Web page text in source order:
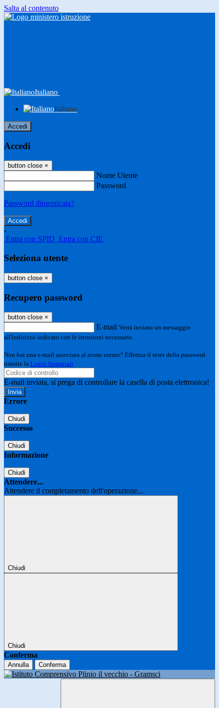
Salta al contenuto
Italiano
Italiano
Accedi
Accedi
button close ×
Nome Utente
Password
Password dimenticata?
-
Entra con SPID Entra con CIE
Seleziona utente
button close ×
Recupero password
button close ×
E-mail Verrà inviato un messaggio
all'indirizzo indicato con le istruzioni necessarie.
Non hai una e-mail associata al nome utente? Effettua il reset della password
tramite la Login Spaggiari
E-mail inviata, si prega di controllare la casella di posta elettronica!
Errore
Chiudi
Successo
Chiudi
Informazione
Chiudi
Attendere...
Attendere il completamento dell'operazione...
Chiudi
Chiudi
Conferma
Annulla Conferma